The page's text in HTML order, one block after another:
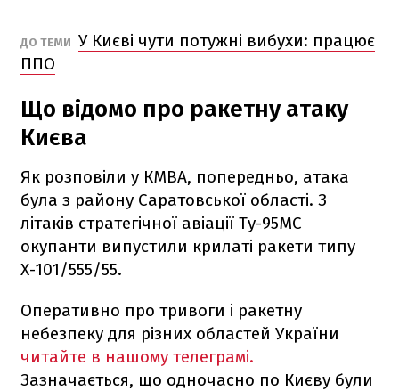
ДО ТЕМИ У Києві чути потужні вибухи: працює
ППО
Що відомо про ракетну атаку
Києва
Як розповіли у КМВА, попередньо, атака
була з району Саратовської області. З
літаків стратегічної авіації Ту-95МС
окупанти випустили крилаті ракети типу
Х-101/555/55.
Оперативно про тривоги і ракетну
небезпеку для різних областей України
читайте в нашому телеграмі.
Зазначається, що одночасно по Києву були